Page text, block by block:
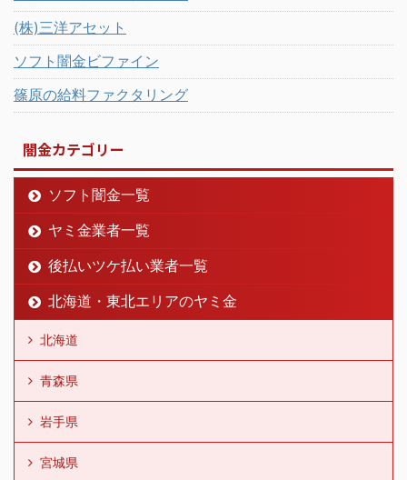
(株)三洋アセット
ソフト闇金ビファイン
篠原の給料ファクタリング
闇金カテゴリー
ソフト闇金一覧
ヤミ金業者一覧
後払いツケ払い業者一覧
北海道・東北エリアのヤミ金
北海道
青森県
岩手県
宮城県